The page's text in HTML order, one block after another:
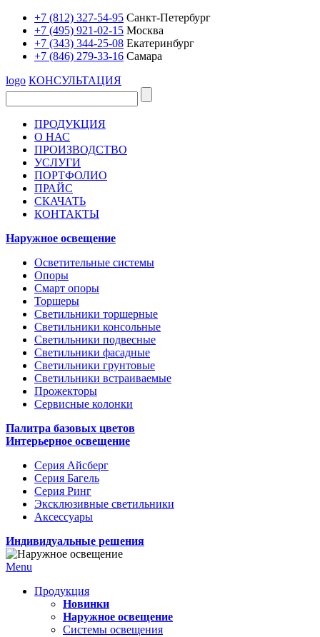
+7 (812) 327-54-95 Санкт-Петербург
+7 (495) 921-02-15 Москва
+7 (343) 344-25-08 Екатеринбург
+7 (846) 279-33-16 Самара
logo КОНСУЛЬТАЦИЯ
ПРОДУКЦИЯ
О НАС
ПРОИЗВОДСТВО
УСЛУГИ
ПОРТФОЛИО
ПРАЙС
СКАЧАТЬ
КОНТАКТЫ
Наружное освещение
Осветительные системы
Опоры
Смарт опоры
Торшеры
Светильники торшерные
Светильники консольные
Светильники подвесные
Светильники фасадные
Светильники грунтовые
Светильники встраиваемые
Прожекторы
Сервисные колонки
Палитра базовых цветов
Интерьерное освещение
Серия Айсберг
Серия Багель
Серия Ринг
Эксклюзивные светильники
Аксессуары
Индивидуальные решения
Menu
Продукция
Новинки
Наружное освещение
Системы освещения